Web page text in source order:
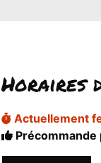
Horaires
Actuellement
Précommande